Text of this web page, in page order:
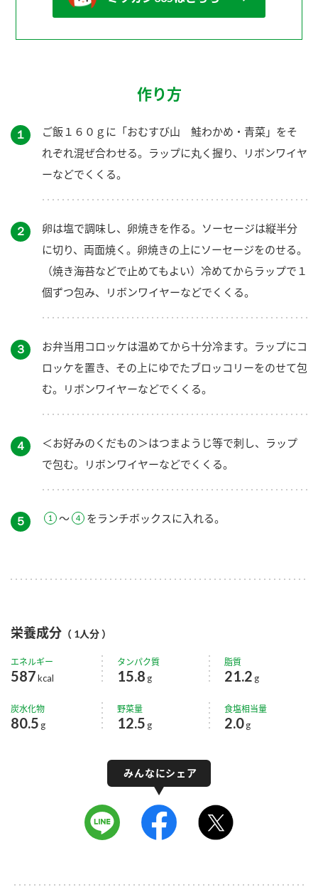
作り方
１
ご飯１６０ｇに「おむすび山 鮭わかめ・青菜」をそ
れぞれ混ぜ合わせる。ラップに丸く握り、リボンワイヤ
ーなどでくくる。
２
卵は塩で調味し、卵焼きを作る。ソーセージは縦半分
に切り、両面焼く。卵焼きの上にソーセージをのせる。
（焼き海苔などで止めてもよい）冷めてからラップで１
個ずつ包み、リボンワイヤーなどでくくる。
３
お弁当用コロッケは温めてから十分冷ます。ラップにコ
ロッケを置き、その上にゆでたブロッコリーをのせて包
む。リボンワイヤーなどでくくる。
４
＜お好みのくだもの＞はつまようじ等で刺し、ラップ
で包む。リボンワイヤーなどでくくる。
５ ～ をランチボックスに入れる。
栄養成分 （ 1人分 ）
エネルギー
587kcal
タンパク質
15.8 g
脂質
21.2 g
炭水化物
80.5 g
野菜量
12.5 g
食塩相当量
2.0 g